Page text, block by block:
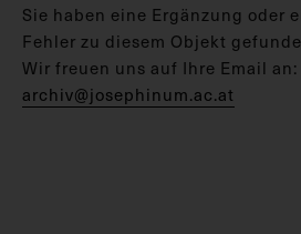
Sie haben eine Ergänzung oder
Fehler zu diesem Objekt
Wir freuen uns auf Ihre Email an:
archiv@josephinum.ac.at